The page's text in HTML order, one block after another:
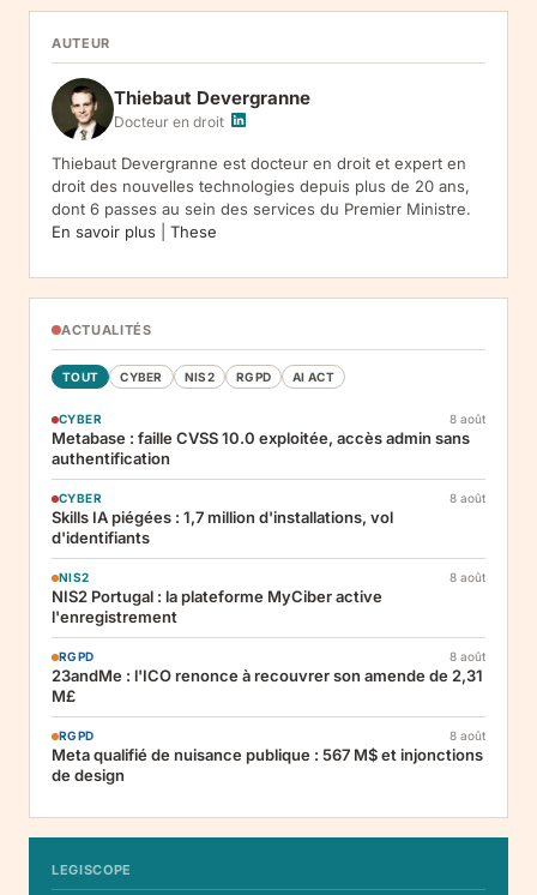
de nos communications. Base legale : consentement (art. 6.1.a
(hebergement), Amazon SES (envoi des emails). Conservation :
jusqu'a desinscription. Droits : acces, rectification, effacement,
limitation, opposition, portabilite -- exercez vos droits via notre
Reclamation :.
AUTEUR
Thiebaut Devergranne
Docteur en droit
Thiebaut Devergranne est docteur en droit et expert en
droit des nouvelles technologies depuis plus de 20 ans,
dont 6 passes au sein des services du Premier Ministre.
En savoir plus
These
ACTUALITÉS
TOUT CYBER NIS2 RGPD AI ACT
CYBER 8 août
Metabase : faille CVSS 10.0 exploitée, accès admin sans
authentification
CYBER 8 août
Skills IA piégées : 1,7 million d'installations, vol
d'identifiants
NIS2 8 août
NIS2 Portugal : la plateforme MyCiber active
l'enregistrement
RGPD 8 août
23andMe : l'ICO renonce à recouvrer son amende de 2,31
M£
RGPD 8 août
Meta qualifié de nuisance publique : 567 M$ et injonctions
de design
LEGISCOPE